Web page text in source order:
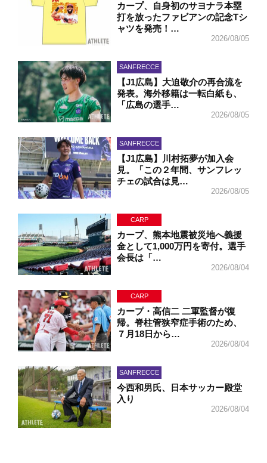
カープ、自身初のサヨナラ本塁
打を放ったファビアンの記念Tシ
ャツを発売！…
2026/08/05
SANFRECCE
【J1広島】大迫敬介の再合流を
発表。海外移籍は一転白紙も、
「広島の選手…
2026/08/05
SANFRECCE
【J1広島】川村拓夢が加入会
見。「この２年間、サンフレッ
チェの試合は見…
2026/08/05
CARP
カープ、熊本地震被災地へ義援
金として1,000万円を寄付。選手
会長は「…
2026/08/04
CARP
カープ・高信二 二軍監督が復
帰。脊柱管狭窄症手術のため、
７月18日から…
2026/08/04
SANFRECCE
今西和男氏、日本サッカー殿堂
入り
2026/08/04